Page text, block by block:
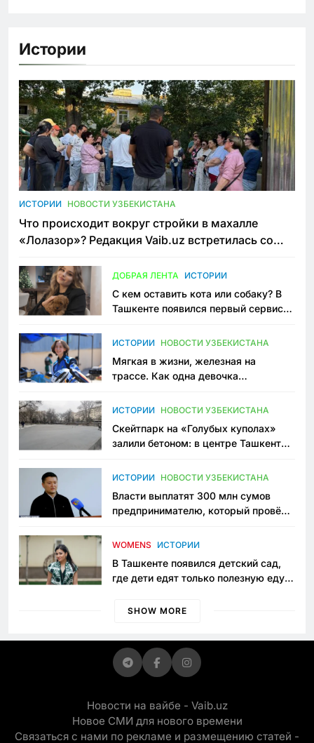
Истории
ИСТОРИИ НОВОСТИ УЗБЕКИСТАНА
Что происходит вокруг стройки в махалле
«Лолазор»? Редакция Vaib.uz встретилась со
ДОБРАЯ ЛЕНТА ИСТОРИИ
С кем оставить кота или собаку? В
Ташкенте появился первый сервис
ИСТОРИИ НОВОСТИ УЗБЕКИСТАНА
Мягкая в жизни, железная на
трассе. Как одна девочка
Узбекистане
ИСТОРИИ НОВОСТИ УЗБЕКИСТАНА
Скейтпарк на «Голубых куполах»
залили бетоном: в центре Ташкента
пространство
ИСТОРИИ НОВОСТИ УЗБЕКИСТАНА
Власти выплатят 300 млн сумов
предпринимателю, который провёл
приговору
WOMENS ИСТОРИИ
В Ташкенте появился детский сад,
где дети едят только полезную еду.
просить «кашу без сахара»
SHOW MORE
Новости на вайбе - Vaib.uz
Новое СМИ для нового времени
Связаться с нами по рекламе и размещению статей -